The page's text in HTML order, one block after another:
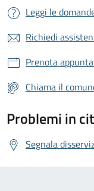
Leggi le
Richiedi
Prenota
Chiama il
Problemi in
Segnala